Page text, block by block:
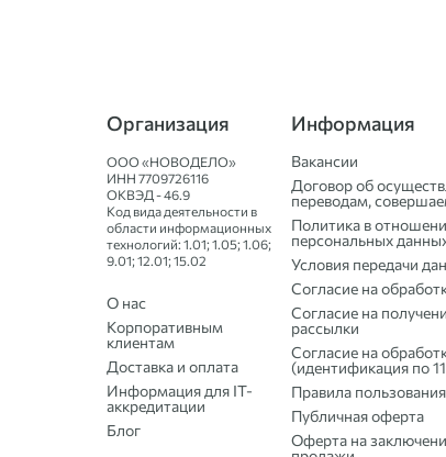
Организация
ООО «НОВОДЕЛО»
ИНН 7709726116
ОКВЭД - 46.9
Код вида деятельности в
области информационных
технологий: 1.01; 1.05; 1.06;
9.01; 12.01; 15.02
О нас
Корпоративным
клиентам
Доставка и оплата
Информация для IT-
аккредитации
Блог
Информация
Вакансии
Договор об
переводам,
Политика в
персональных
Условия передачи
Согласие на
Согласие на
рассылки
Согласие на
(идентификация по
Правила
Публичная оферта
Оферта на